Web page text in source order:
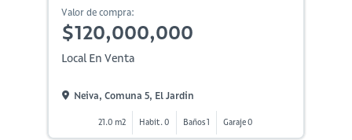
Valor de compra:
$120,000,000
Local En Venta
Neiva, Comuna 5, El Jardin
21.0 m2 Habit. 0 Baños 1 Garaje 0